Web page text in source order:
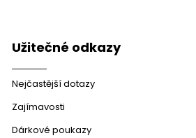
Užitečné odkazy
Nejčastější dotazy
Zajímavosti
Dárkové poukazy